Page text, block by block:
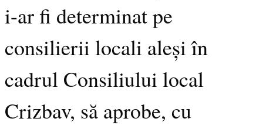
i-ar fi determinat pe
consilierii locali aleși în
cadrul Consiliului local
Crizbav, să aprobe, cu